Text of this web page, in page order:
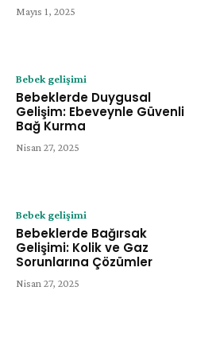
Mayıs 1, 2025
Bebek gelişimi
Bebeklerde Duygusal
Gelişim: Ebeveynle Güvenli
Bağ Kurma
Nisan 27, 2025
Bebek gelişimi
Bebeklerde Bağırsak
Gelişimi: Kolik ve Gaz
Sorunlarına Çözümler
Nisan 27, 2025